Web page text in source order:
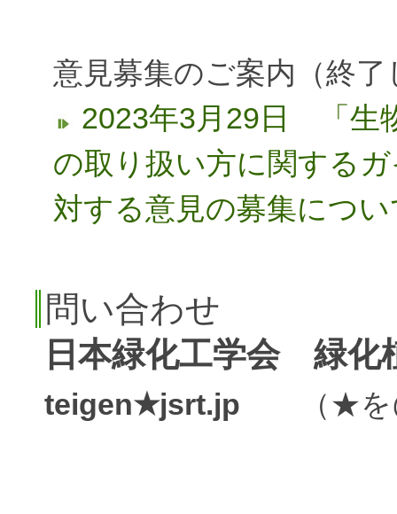
意見募集のご案内（終
2023年3月29日 「生
の取り扱い方に関する
対する意見の募集につ
問い合わせ
日本緑化工学会 緑化
teigen★jsrt.jp （★を@